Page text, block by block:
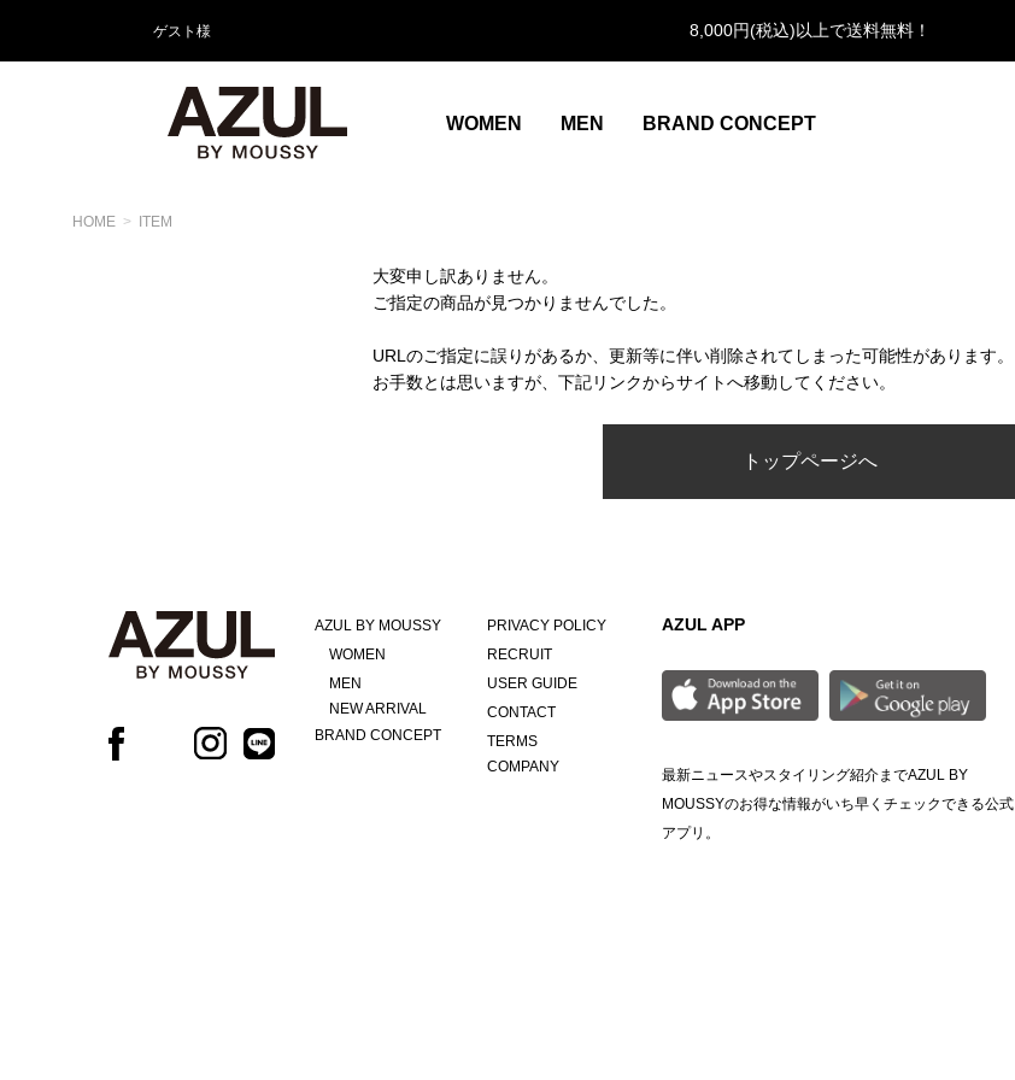
ゲスト様 8,000円(税込)以上で送料無料！
WOMEN MEN BRAND CONCEPT
HOME ITEM
大変申し訳ありません。
ご指定の商品が見つかりませんでした。
URLのご指定に誤りがあるか、更新等に伴い削除されてしまった可能性があります。
お手数とは思いますが、下記リンクからサイトへ移動してください。
トップページへ
AZUL BY MOUSSY
WOMEN
MEN
NEW ARRIVAL
BRAND CONCEPT
PRIVACY POLICY
RECRUIT
USER GUIDE
CONTACT
TERMS
COMPANY
AZUL APP
最新ニュースやスタイリング紹介までAZUL BY
MOUSSYのお得な情報がいち早くチェックできる公式
アプリ。